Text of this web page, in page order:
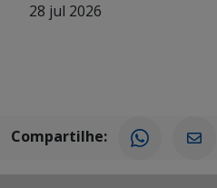
28 jul 2026
Compartilhe: